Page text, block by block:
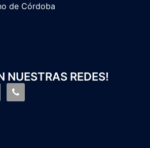
de Córdoba
NUESTRAS REDES!